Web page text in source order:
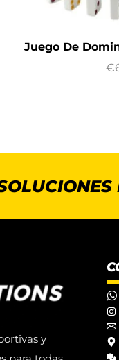
Juego De
€
y